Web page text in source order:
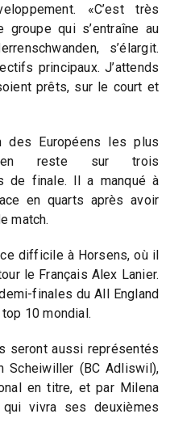
«C’est très
qui s’entraîne au
s’élargit.
principaux. J’attends
prêts, sur le court et
des Européens les plus
reste sur trois
de finale. Il a manqué à
en quarts après avoir
match.
difficile à Horsens, où il
le Français Alex Lanier.
finales du All England
10 mondial.
seront aussi représentés
Scheiwiller (BC Adliswil),
en titre, et par Milena
qui vivra ses deuxièmes